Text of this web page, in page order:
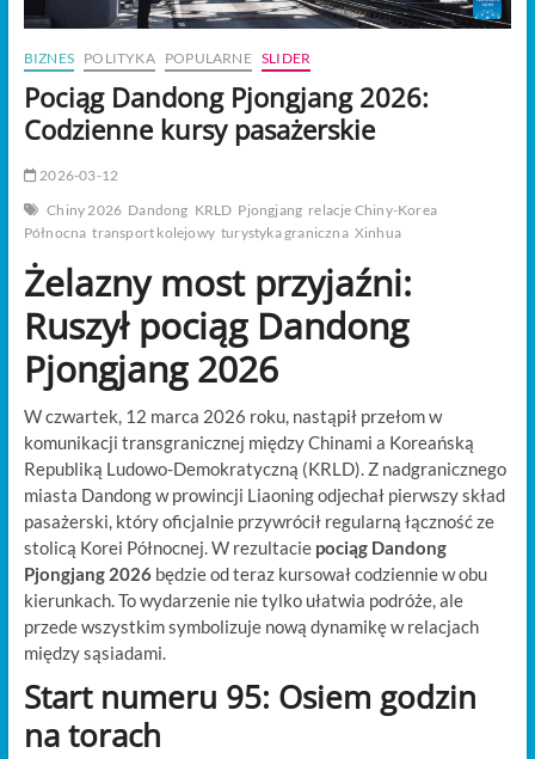
BIZNES POLITYKA POPULARNE SLIDER
Pociąg Dandong Pjongjang 2026:
Codzienne kursy pasażerskie
2026-03-12
Chiny 2026 Dandong KRLD Pjongjang relacje Chiny-Korea
Północna transport kolejowy turystyka graniczna Xinhua
Żelazny most przyjaźni:
Ruszył pociąg Dandong
Pjongjang 2026
W czwartek, 12 marca 2026 roku, nastąpił przełom w
komunikacji transgranicznej między Chinami a Koreańską
Republiką Ludowo-Demokratyczną (KRLD). Z nadgranicznego
miasta Dandong w prowincji Liaoning odjechał pierwszy skład
pasażerski, który oficjalnie przywrócił regularną łączność ze
stolicą Korei Północnej. W rezultacie pociąg Dandong
Pjongjang 2026będzie od teraz kursował codziennie w obu
kierunkach. To wydarzenie nie tylko ułatwia podróże, ale
przede wszystkim symbolizuje nową dynamikę w relacjach
między sąsiadami.
Start numeru 95: Osiem godzin
na torach